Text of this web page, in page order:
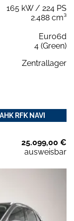
165 kW / 224 PS
2.488 cm³
Euro6d
4 (Green)
Zentrallager
RFK NAVI
25.099,00 €
ausweisbar